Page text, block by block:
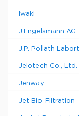
Iwaki
J.Engelsmann AG
J.P. Pollath
Jeiotech Co., Ltd.
Jenway
Jet Bio-Filtration